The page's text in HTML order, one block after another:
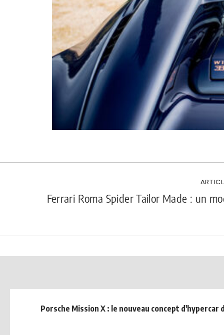
Ferrari Roma Spider Tailor Made : un
Porsche Mission X : le nouveau concept d'hypercar